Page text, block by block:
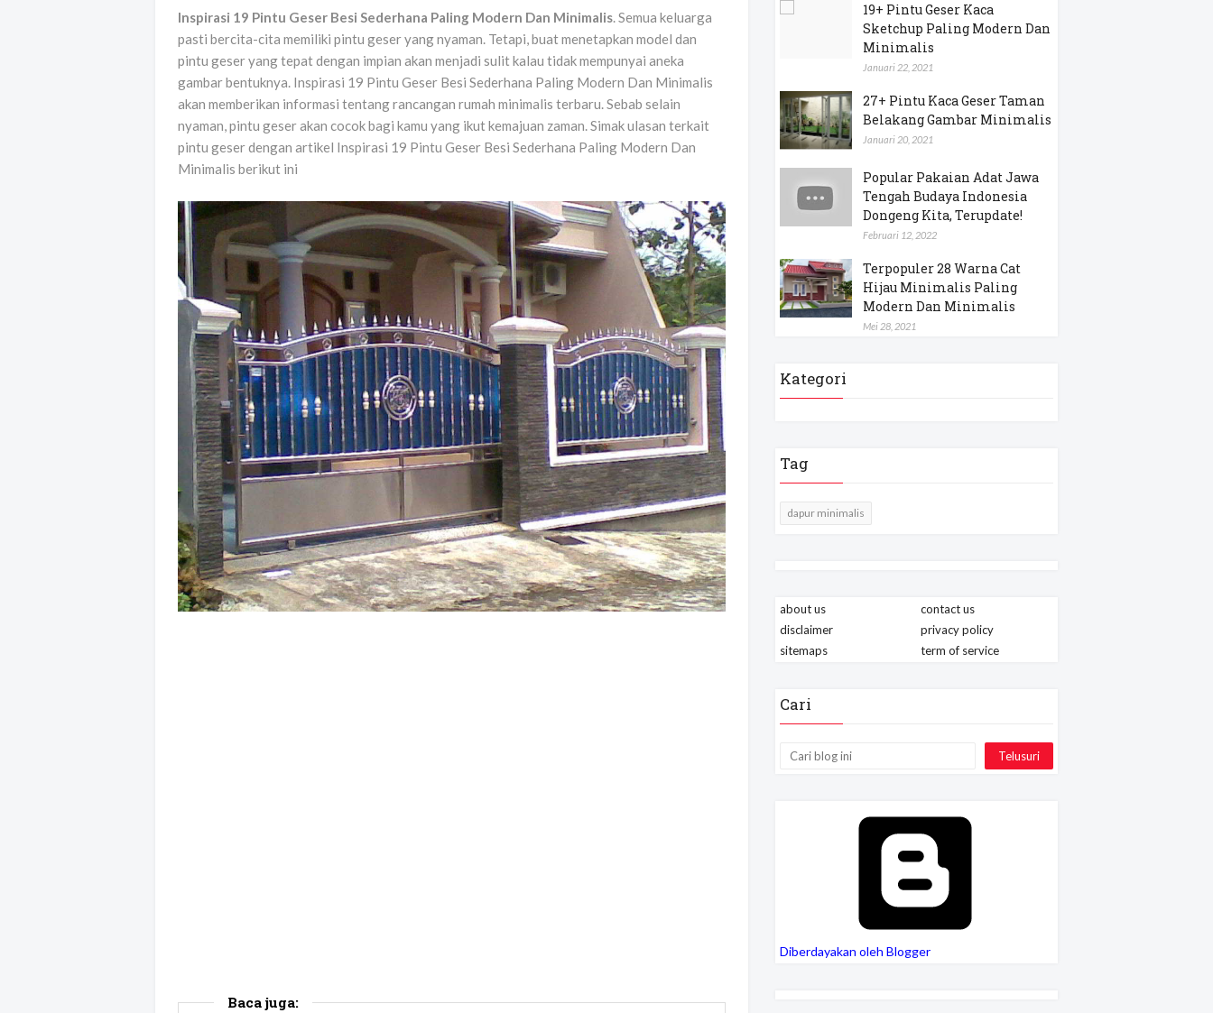
Inspirasi 19 Pintu Geser Besi Sederhana Paling Modern Dan Minimalis. Semua keluarga
pasti bercita-cita memiliki pintu geser yang nyaman. Tetapi, buat menetapkan model dan
pintu geser yang tepat dengan impian akan menjadi sulit kalau tidak mempunyai aneka
gambar bentuknya. Inspirasi 19 Pintu Geser Besi Sederhana Paling Modern Dan Minimalis
akan memberikan informasi tentang rancangan rumah minimalis terbaru. Sebab selain
nyaman, pintu geser akan cocok bagi kamu yang ikut kemajuan zaman. Simak ulasan terkait
pintu geser dengan artikel Inspirasi 19 Pintu Geser Besi Sederhana Paling Modern Dan
Minimalis berikut ini
Baca juga:
19+ Pintu Geser Kaca
Sketchup Paling Modern Dan
Minimalis
Januari 22, 2021
27+ Pintu Kaca Geser Taman
Belakang Gambar Minimalis
Januari 20, 2021
Popular Pakaian Adat Jawa
Tengah Budaya Indonesia
Dongeng Kita, Terupdate!
Februari 12, 2022
Terpopuler 28 Warna Cat
Hijau Minimalis Paling
Modern Dan Minimalis
Mei 28, 2021
Kategori
Tag
dapur minimalis
about us
contact us
disclaimer
privacy policy
sitemaps
term of service
Cari
Diberdayakan oleh Blogger